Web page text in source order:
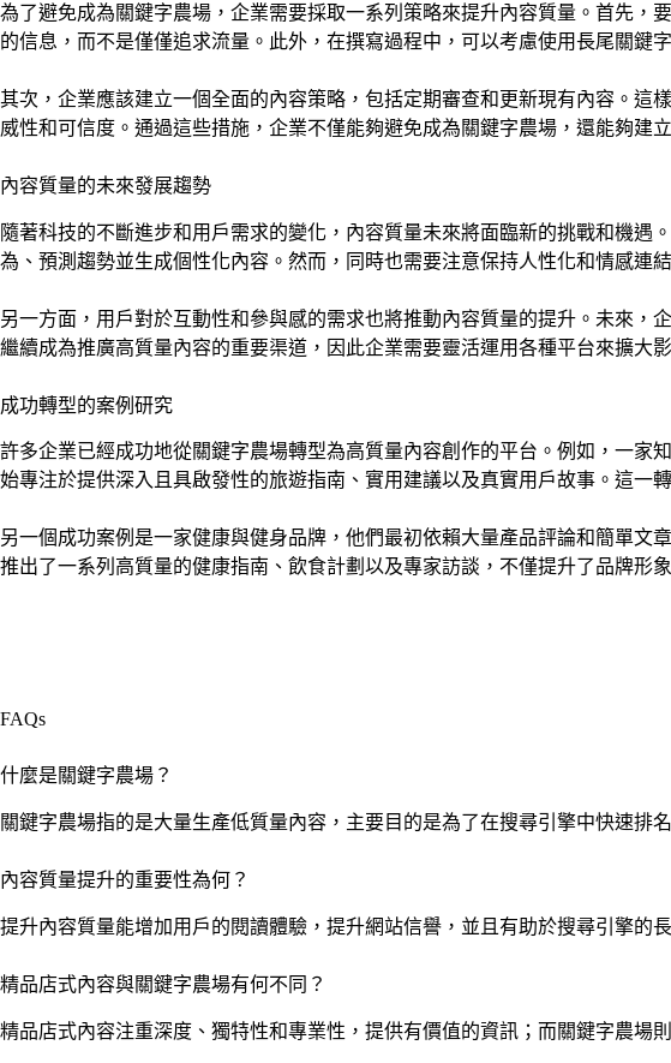
為了避免成為關鍵字農場，企業需要採取一系列策略來提升內容質量。首先，
的信息，而不是僅僅追求流量。此外，在撰寫過程中，可以考慮使用長尾關鍵
其次，企業應該建立一個全面的內容策略，包括定期審查和更新現有內容。
威性和可信度。通過這些措施，企業不僅能夠避免成為關鍵字農場，還能夠建
內容質量的未來發展趨勢
隨著科技的不斷進步和用戶需求的變化，內容質量未來將面臨新的挑戰和機
為、預測趨勢並生成個性化內容。然而，同時也需要注意保持人性化和情感連
另一方面，用戶對於互動性和參與感的需求也將推動內容質量的提升。未來
繼續成為推廣高質量內容的重要渠道，因此企業需要靈活運用各種平台來擴大影
成功轉型的案例研究
許多企業已經成功地從關鍵字農場轉型為高質量內容創作的平台。例如，一
始專注於提供深入且具啟發性的旅遊指南、實用建議以及真實用戶故事。這一
另一個成功案例是一家健康與健身品牌，他們最初依賴大量產品評論和簡單
推出了一系列高質量的健康指南、飲食計劃以及專家訪談，不僅提升了品牌形
FAQs
什麼是關鍵字農場？
關鍵字農場指的是大量生產低質量內容，主要目的是為了在搜尋引擎中快速排
內容質量提升的重要性為何？
提升內容質量能增加用戶的閱讀體驗，提升網站信譽，並且有助於搜尋引擎的
精品店式內容與關鍵字農場有何不同？
精品店式內容注重深度、獨特性和專業性，提供有價值的資訊；而關鍵字農場